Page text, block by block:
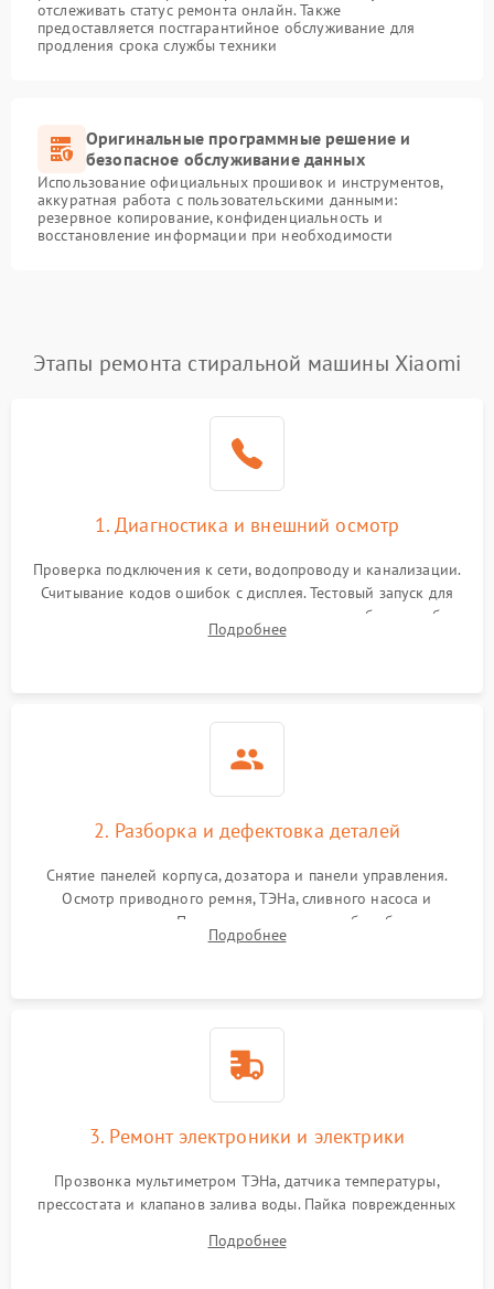
отслеживать статус ремонта онлайн. Также
предоставляется постгарантийное обслуживание для
продления срока службы техники
Оригинальные программные решение и
безопасное обслуживание данных
Использование официальных прошивок и инструментов,
аккуратная работа с пользовательскими данными:
резервное копирование, конфиденциальность и
восстановление информации при необходимости
Этапы ремонта стиральной машины Xiaomi
1. Диагностика и внешний осмотр
Проверка подключения к сети, водопроводу и канализации.
Считывание кодов ошибок с дисплея. Тестовый запуск для
выявления посторонних шумов, протечек или сбоев в работе
электронного модуля управления.
Подробнее
2. Разборка и дефектовка деталей
Снятие панелей корпуса, дозатора и панели управления.
Осмотр приводного ремня, ТЭНа, сливного насоса и
амортизаторов. Проверка подшипников барабана и
крестовины на износ, а манжеты люка на разрывы.
Подробнее
3. Ремонт электроники и электрики
Прозвонка мультиметром ТЭНа, датчика температуры,
прессостата и клапанов залива воды. Пайка поврежденных
Восстановление целостности проводки и контактов.
Подробнее